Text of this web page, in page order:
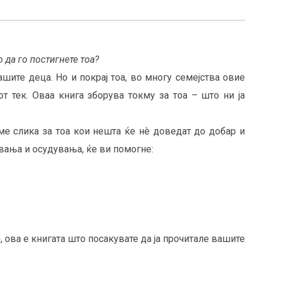
го постигнете тоа?
деца. Но и покрај тоа, во многу семејства овие
тек. Оваа книга зборува токму за тоа – што ни ја
слика за тоа кои нешта ќе нè доведат до добар и
и осудувања, ќе ви помогне:
е книгата што посакувате да ја прочитале вашите